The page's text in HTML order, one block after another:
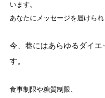
います。
あなたにメッセージを届けら
今、巷にはあらゆるダイエ
す。
食事制限や糖質制限、